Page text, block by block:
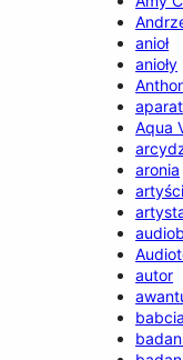
anioł
anioły
aparat
Aqua
aronia
artyści
autor
babcia